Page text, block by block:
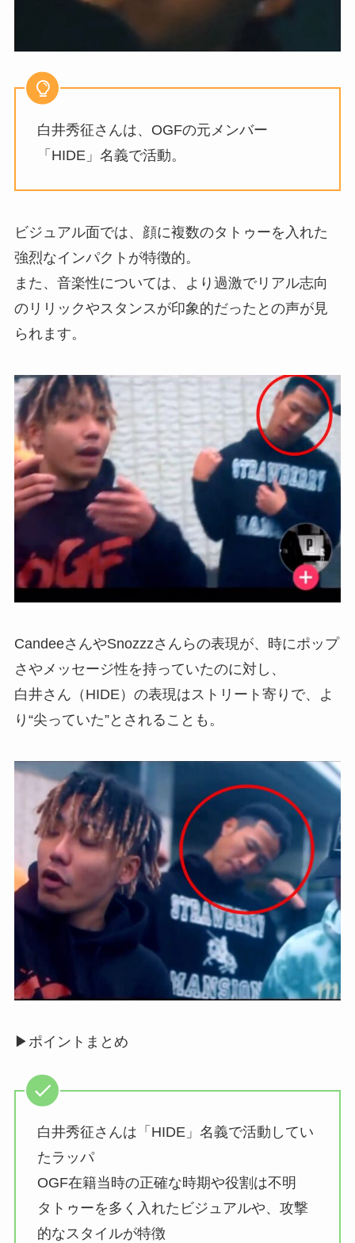
白井秀征さんは、OGFの元メンバー
「HIDE」名義で活動。
ビジュアル面では、顔に複数のタトゥーを入れた
強烈なインパクトが特徴的。
また、音楽性については、より過激でリアル志向
のリリックやスタンスが印象的だったとの声が見
られます。
CandeeさんやSnozzzさんらの表現が、時にポップ
さやメッセージ性を持っていたのに対し、
白井さん（HIDE）の表現はストリート寄りで、よ
り“尖っていた”とされることも。
▶︎ポイントまとめ
白井秀征さんは「HIDE」名義で活動してい
たラッパ
OGF在籍当時の正確な時期や役割は不明
タトゥーを多く入れたビジュアルや、攻撃
的なスタイルが特徴